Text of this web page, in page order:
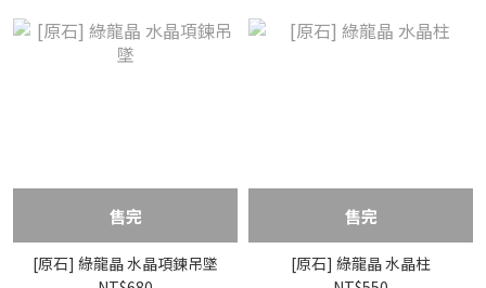
售完
[原石] 綠龍晶 水晶項鍊吊墜
售完
[原石] 綠龍晶 水晶柱